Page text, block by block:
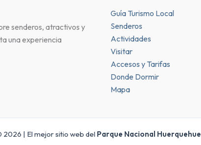
senderos, atractivos y
una experiencia
Guía Turismo Local
Senderos
Actividades
Visitar
Accesos y Tarifas
Donde Dormir
Mapa
2026 | El mejor sitio web del Parque Nacional Huerquehue